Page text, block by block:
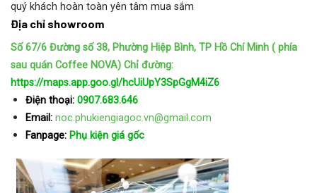
quý khách hoàn toàn yên tâm mua sắm
Địa chỉ showroom
Số 67/6 Đường số 38, Phường Hiệp Bình, TP Hồ Chí Minh ( phía
sau quán Coffee NOVA) Chỉ đường:
https://maps.app.goo.gl/hcUiUpY3SpGgM4iZ6
Điện thoại: 0907.683.646
Email:noc.phukiengiagoc.vn@gmail.com
Fanpage:Phụ kiện giá gốc